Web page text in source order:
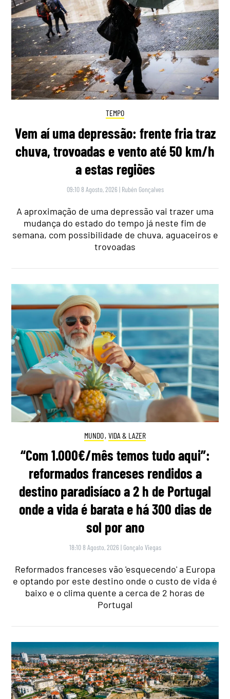
TEMPO
Vem aí uma depressão: frente fria traz
chuva, trovoadas e vento até 50 km/h
a estas regiões
09:10 8 Agosto, 2026 | Rubén Gonçalves
A aproximação de uma depressão vai trazer uma
mudança do estado do tempo já neste fim de
semana, com possibilidade de chuva, aguaceiros e
trovoadas
MUNDO, VIDA & LAZER
“Com 1.000€/mês temos tudo aqui”:
reformados franceses rendidos a
destino paradisíaco a 2 h de Portugal
onde a vida é barata e há 300 dias de
sol por ano
18:10 8 Agosto, 2026 | Gonçalo Viegas
Reformados franceses vão 'esquecendo' a Europa
e optando por este destino onde o custo de vida é
baixo e o clima quente a cerca de 2 horas de
Portugal